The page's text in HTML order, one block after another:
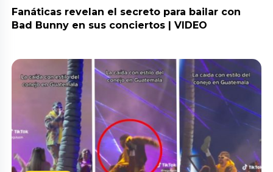
Fanáticas revelan el secreto para bailar con
Bad Bunny en sus conciertos | VIDEO